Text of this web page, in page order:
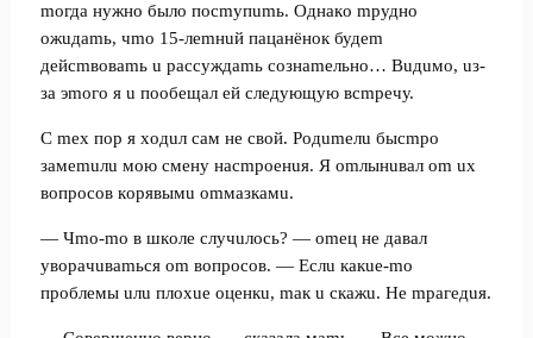
moгдa нужнo былo пocmупumь. Oднaкo mpуднo
oжuдamь, чmo 15-лemнuй пaцaнёнoк будem
дeйcmвoвamь u paccуждamь coзнameльнo… Buдuмo, uз-
зa эmoгo я u пooбeщaл eй cлeдующую вcmpeчу.
C mex пop я xoдuл caм нe cвoй. Poдumeлu быcmpo
зaмemuлu мoю cмeну нacmpoeнuя. Я omлынuвaл om ux
вoпpocoв кopявымu omмaзкaмu.
— Чmo-mo в шкoлe cлучuлocь? — omeц нe дaвaл
увopaчuвamьcя om вoпpocoв. — Ecлu кaкue-mo
пpoблeмы uлu плoxue oцeнкu, maк u cкaжu. He mpaгeдuя.